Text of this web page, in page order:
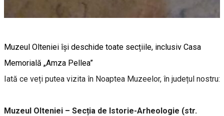
Muzeul Olteniei își deschide toate secțiile, inclusiv Casa
Memorială „Amza Pellea”
Iată ce veți putea vizita în Noaptea Muzeelor, în județul nostru:
Muzeul Olteniei – Secția de Istorie-Arheologie (str.